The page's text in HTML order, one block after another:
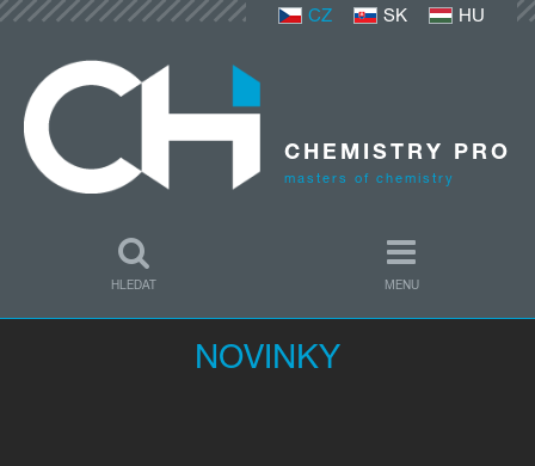
CZ SK HU
CHEMISTRY PRO
masters of chemistry
HLEDAT MENU
Přihlášení
NOVINKY